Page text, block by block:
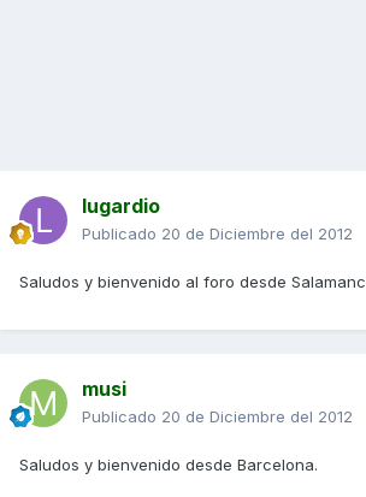
lugardio
Publicado 20 de Diciembre del 2012
Saludos y bienvenido al foro desde
musi
Publicado 20 de Diciembre del 2012
Saludos y bienvenido desde Barcelona.